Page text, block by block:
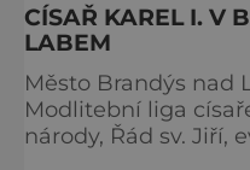
CÍSAŘ KAREL I. V
LABEM
Město Brandýs nad
Modlitební liga
národy, Řád sv. Jiří,